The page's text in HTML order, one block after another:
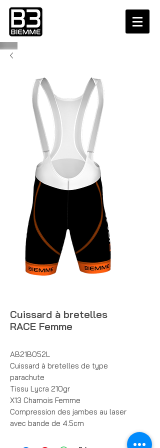
Cuissard à bretelles
RACE Femme
AB21B052L
Cuissard à bretelles de type
parachute
Tissu Lycra 210gr
X13 Chamois Femme
Compression des jambes au laser
avec bande de 4.5cm